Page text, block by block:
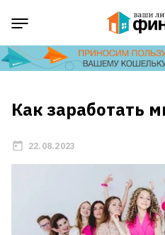
Как заработать
22.08.2023